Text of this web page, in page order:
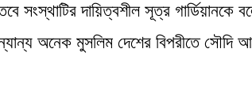
সংস্থাটির দায়িত্বশীল সূত্র গার্ডিয়ানকে
অনেক মুসলিম দেশের বিপরীতে সৌদি